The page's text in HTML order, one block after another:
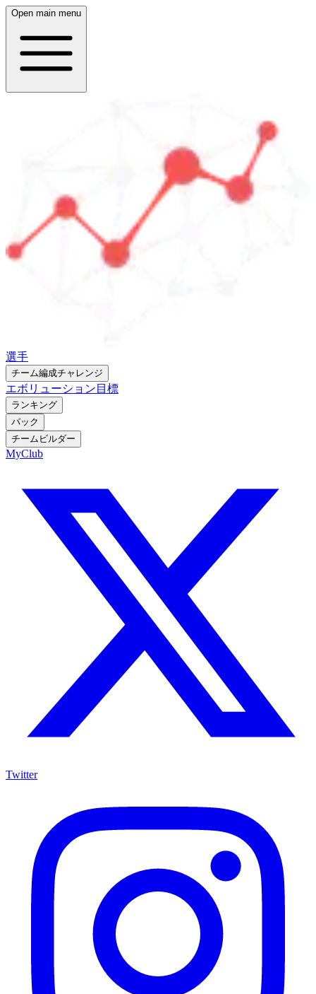
Open main menu
選手
チーム編成チャレンジ
エボリューション 目標
ランキング
パック
チームビルダー
MyClub
Twitter